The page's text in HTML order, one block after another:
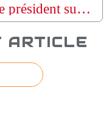
Le pape Léon XIV reçoit le président sud-africain Cyril Ramaphosa au Vatican
ARTICLE